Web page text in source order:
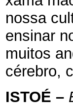
nossa
ensinar
muitos
cérebro,
ISTOÉ –